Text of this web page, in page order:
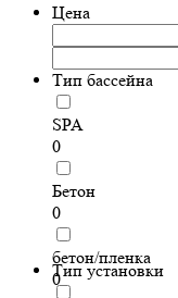
Цена
Тип бассейна
SPA
0
Бетон
0
бетон/пленка
0
Тип установки